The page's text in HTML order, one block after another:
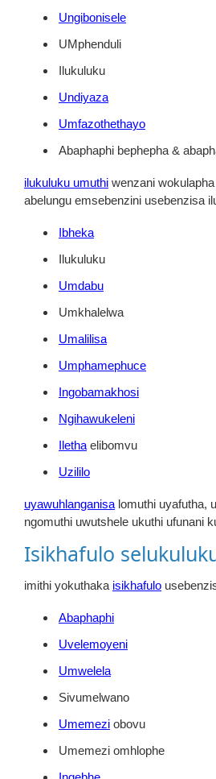
Ungibonisele
UMphenduli
Ilukuluku
Undiyaza
Umfazothethayo
Abaphaphi bephepha &
ilukuluku umuthi wenzani wokulapha
abelungu emsebenzini usebenzisa
Ibheka
Ilukuluku
Umdabu
Umkhalelwa
Umalilisa
Umphamephuce
Ingobamakhosi
Ngihawukeleni
Iletha elibomvu
Uzililo
uyawuhlanganisa lomuthi uyafutha,
ngomuthi uwutshele ukuthi ufunani
Isikhafulo
imithi yokuthaka isikhafulo
Abaphaphi
Uvelemoyeni
Umwelela
Sivumelwano
Umemezi obovu
Umemezi omhlophe